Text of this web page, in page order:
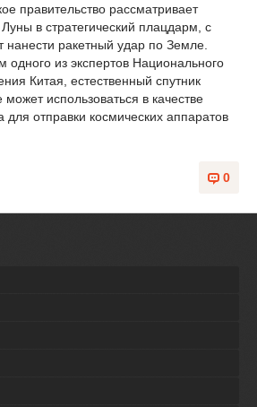
правительство рассматривает
в стратегический плацдарм, с
нанести ракетный удар по Земле.
одного из экспертов Национального
Китая, естественный спутник
использоваться в качестве
для отправки космических аппаратов
0